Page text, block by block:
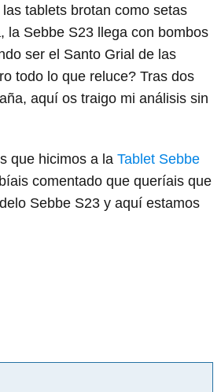
tablets brotan como setas
la Sebbe S23 llega con bombos
ser el Santo Grial de las
todo lo que reluce? Tras dos
aquí os traigo mi análisis sin
que hicimos a la Tablet Sebbe
comentado que queríais que
Sebbe S23 y aquí estamos